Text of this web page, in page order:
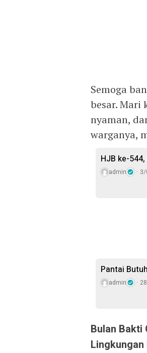
Semoga
besar. Mari
nyaman,
warganya,
HJB ke-
admin
Pantai
admin
Bulan Bakti